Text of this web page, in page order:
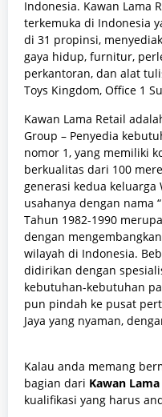
Indonesia. Kawan Lama
terkemuka di Indonesia
di 31 propinsi,
gaya hidup, furnitur,
perkantoran, dan alat
Toys Kingdom, Office 1
Kawan Lama Retail
Group – Penyedia
nomor 1, yang memiliki
berkualitas dari 100
generasi kedua keluarga
usahanya dengan nama
Tahun 1982-1990
dengan
wilayah di Indonesia.
didirikan dengan
kebutuhan-kebutuhan
pun pindah ke pusat
Jaya yang nyaman,
Kalau anda memang
bagian dari Kawan
kualifikasi yang harus